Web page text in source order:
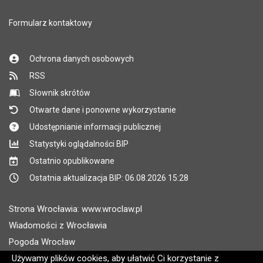
Używamy plików cookies, aby ułatwić Ci korzystanie z
Formularz kontaktowy
Ochrona danych osobowych
RSS
Słownik skrótów
Otwarte dane i ponowne wykorzystanie
Udostępnianie informacji publicznej
Statystyki oglądalności BIP
Ostatnio opublikowane
Ostatnia aktualizacja BIP: 06.08.2026 15:28
Strona Wrocławia: www.wroclaw.pl
Wiadomości z Wrocławia
Pogoda Wrocław
Rozkłady jazdy MPK Wrocław